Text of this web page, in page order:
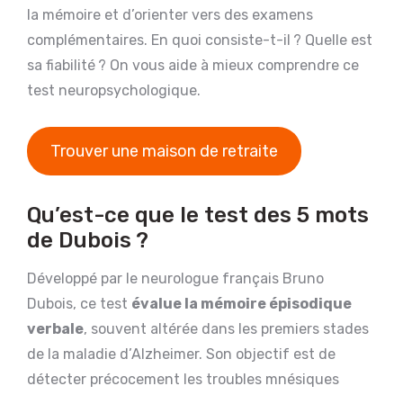
la mémoire et d’orienter vers des examens
complémentaires. En quoi consiste-t-il ? Quelle est
sa fiabilité ? On vous aide à mieux comprendre ce
test neuropsychologique.
Trouver une maison de retraite
Qu’est-ce que le test des 5 mots
de Dubois ?
Développé par le neurologue français Bruno
Dubois, ce test évalue la mémoire épisodique
verbale, souvent altérée dans les premiers stades
de la maladie d’Alzheimer. Son objectif est de
détecter précocement les troubles mnésiques